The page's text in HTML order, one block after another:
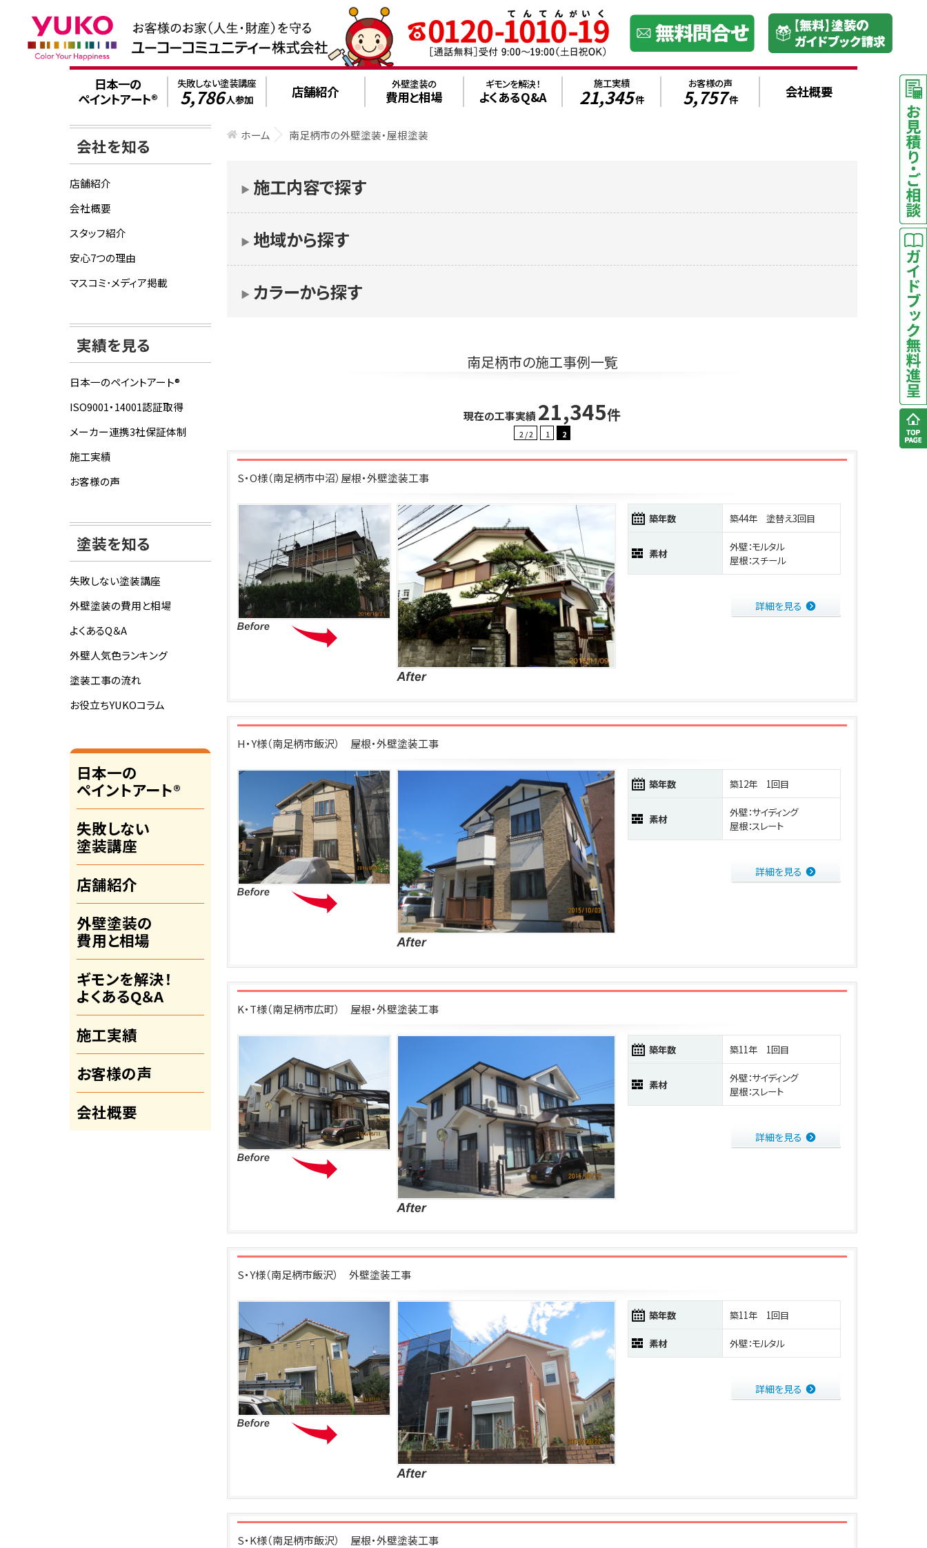
日本一の
ペイントアート®
失敗しない塗装講座
5,786人参加 店舗紹介 外壁塗装の
費用と相場
ギモンを解決！
よくあるQ&A
施工実績
21,345件
お客様の声
5,757件 会社概要
ホーム 南足柄市の外壁塗装・屋根塗装
▶︎ 施工内容で探す
▶︎ カラーから探す
▶︎ 地域から探す
南足柄市の施工事例一覧
現在の工事実績21,345件
2 / 2 1 2
S・O様（南足柄市中沼）屋根・外壁塗装工事
築年数 築44年 塗替え3回目
素材
外壁：モルタル
屋根：スチール
詳細を見る
H・Y様（南足柄市飯沢） 屋根・外壁塗装工事
築年数 築12年 1回目
素材
外壁：サイディング
屋根：スレート
詳細を見る
K・T様（南足柄市広町） 屋根・外壁塗装工事
築年数 築11年 1回目
素材
外壁：サイディング
屋根：スレート
詳細を見る
S・Y様（南足柄市飯沢） 外壁塗装工事
築年数 築11年 1回目
素材 外壁：モルタル
詳細を見る
S・K様（南足柄市飯沢） 屋根・外壁塗装工事
会社を知る
店舗紹介
会社概要
スタッフ紹介
安心7つの理由
マスコミ･メディア掲載
実績を見る
日本一のペイントアート®
ISO9001・14001認証取得
メーカー連携3社保証体制
施工実績
お客様の声
塗装を知る
失敗しない塗装講座
外壁塗装の費用と相場
よくあるQ＆A
外壁人気色ランキング
塗装工事の流れ
お役立ちYUKOコラム
日本一の
ペイントアート®
失敗しない
塗装講座
店舗紹介
外壁塗装の
費用と相場
ギモンを解決！
よくあるQ＆A
施工実績
お客様の声
会社概要